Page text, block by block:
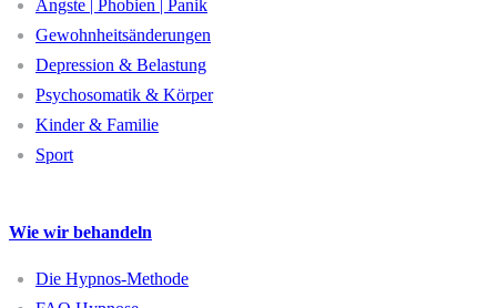
Ängste | Phobien | Panik
Gewohnheitsänderungen
Depression & Belastung
Psychosomatik & Körper
Kinder & Familie
Sport
Wie wir behandeln
Die Hypnos-Methode